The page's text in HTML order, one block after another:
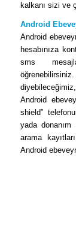
kalkanı sizi ve
Android
Android
hesabınıza
sms
Android
shield”
yada
arama
Android